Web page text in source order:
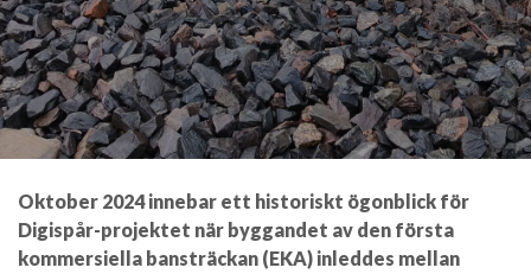
Oktober 2024 innebar ett historiskt ögonblick för
Digispår-projektet när byggandet av den första
kommersiella bansträckan (EKA) inleddes mellan